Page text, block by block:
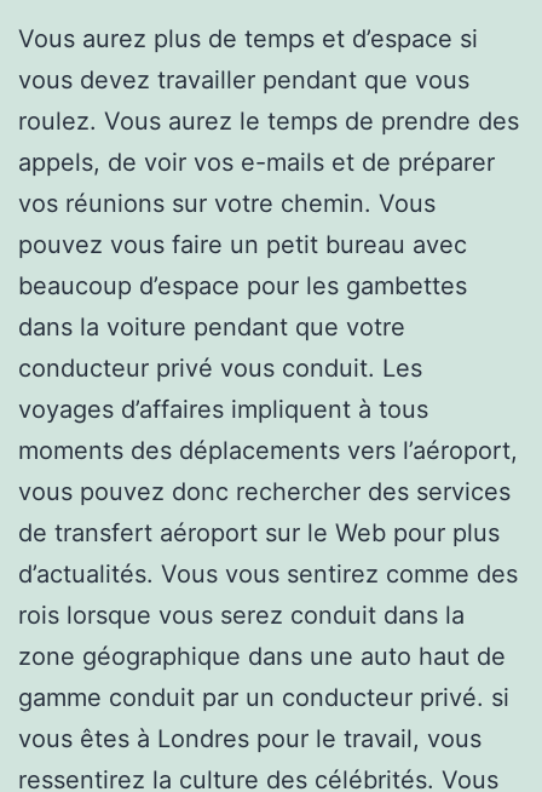
Vous aurez plus de temps et d’espace si
vous devez travailler pendant que vous
roulez. Vous aurez le temps de prendre des
appels, de voir vos e-mails et de préparer
vos réunions sur votre chemin. Vous
pouvez vous faire un petit bureau avec
beaucoup d’espace pour les gambettes
dans la voiture pendant que votre
conducteur privé vous conduit. Les
voyages d’affaires impliquent à tous
moments des déplacements vers l’aéroport,
vous pouvez donc rechercher des services
de transfert aéroport sur le Web pour plus
d’actualités. Vous vous sentirez comme des
rois lorsque vous serez conduit dans la
zone géographique dans une auto haut de
gamme conduit par un conducteur privé. si
vous êtes à Londres pour le travail, vous
ressentirez la culture des célébrités. Vous